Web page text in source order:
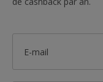
E-mail